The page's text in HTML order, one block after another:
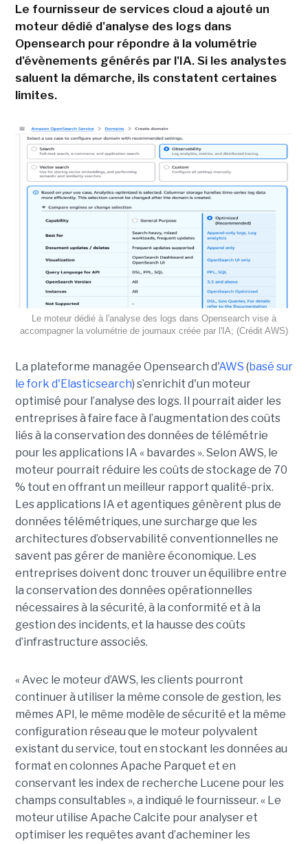
Le fournisseur de services cloud a ajouté un
moteur dédié d'analyse des logs dans
Opensearch pour répondre à la volumétrie
d'évènements générés par l'IA. Si les analystes
saluent la démarche, ils constatent certaines
limites.
Le moteur dédié à l'analyse des logs dans Opensearch vise à
accompagner la volumétrie de journaux créée par l'IA; (Crédit AWS)
La plateforme managée Opensearch d'AWS (basé sur
le fork d'Elasticsearch) s’enrichit d'un moteur
optimisé pour l’analyse des logs. Il pourrait aider les
entreprises à faire face à l’augmentation des coûts
liés à la conservation des données de télémétrie
pour les applications IA « bavardes ». Selon AWS, le
moteur pourrait réduire les coûts de stockage de 70
% tout en offrant un meilleur rapport qualité-prix.
Les applications IA et agentiques génèrent plus de
données télémétriques, une surcharge que les
architectures d’observabilité conventionnelles ne
savent pas gérer de manière économique. Les
entreprises doivent donc trouver un équilibre entre
la conservation des données opérationnelles
nécessaires à la sécurité, à la conformité et à la
gestion des incidents, et la hausse des coûts
d’infrastructure associés.
« Avec le moteur d’AWS, les clients pourront
continuer à utiliser la même console de gestion, les
mêmes API, le même modèle de sécurité et la même
configuration réseau que le moteur polyvalent
existant du service, tout en stockant les données au
format en colonnes Apache Parquet et en
conservant les index de recherche Lucene pour les
champs consultables », a indiqué le fournisseur. « Le
moteur utilise Apache Calcite pour analyser et
optimiser les requêtes avant d’acheminer les